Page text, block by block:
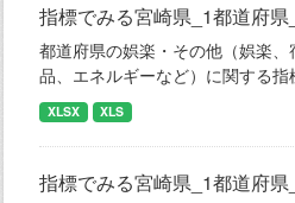
指標でみる宮崎県_1都道府
都道府県の娯楽・その他（娯楽
品、エネルギーなど）に関する
XLSX XLS
指標でみる宮崎県_1都道府県